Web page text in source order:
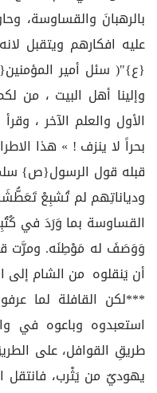
بالرهبانَ والقساوسة،
عليه افكارهم ويتقبل
{ع}"( سئل أمير
وإلينا أهل البيت ، من
الأول والعلم الآخر ،
بحراً لا ينزف ! » هذا
قبله قول الرسول{ص}
ودياناتِهم لم تُشبِعْ
القساوسة بما وَرَدَ في
وَوَصَفَ له مَوْطِنَه. ومرَّت
أن يَنقلوه من الشام إلى
***لكن القافلة لما
استعبدوه وباعوه في
طريقِ القوافل، على
يهوديٌ من يَثْرب، فانتقل